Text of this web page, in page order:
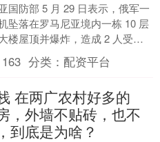
国防部 5 月 29 日表示，俄军一
坠落在罗马尼亚境内一栋 10 层
楼屋顶并爆炸，造成 2 人受
罗斯联邦安全会议副主席梅德韦
163 分类：配资平台
在两广农村好多的
，外墙不贴砖，也不
到底是为啥？